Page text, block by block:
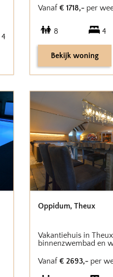
4
Vanaf € 1718,- per
8 4
Bekijk woning
Oppidum, Theux
Vakantiehuis in
binnenzwembad en
Vanaf € 2693,- per